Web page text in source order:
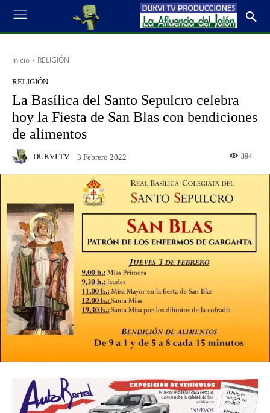
Inicio RELIGIÓN
RELIGIÓN
La Basílica del Santo Sepulcro celebra
hoy la Fiesta de San Blas con bendiciones
de alimentos
DUKVI TV 3 Febrero 2022 394